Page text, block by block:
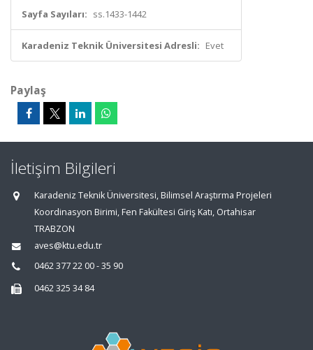
Sayfa Sayıları: ss.1433-1442
Karadeniz Teknik Üniversitesi Adresli: Evet
Paylaş
İletişim Bilgileri
Karadeniz Teknik Üniversitesi, Bilimsel Araştırma Projeleri
Koordinasyon Birimi, Fen Fakültesi Giriş Katı, Ortahisar
TRABZON
aves@ktu.edu.tr
0462 377 22 00 - 35 90
0462 325 34 84